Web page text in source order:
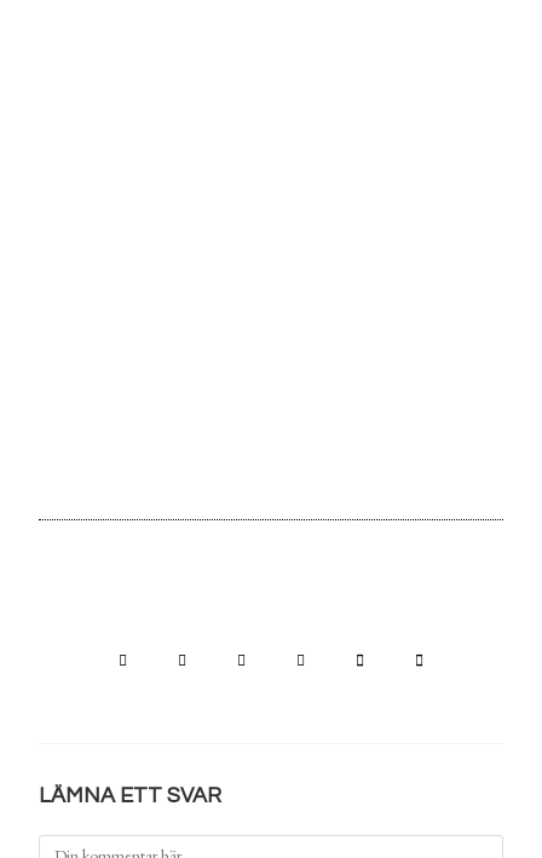
LÄMNA ETT SVAR